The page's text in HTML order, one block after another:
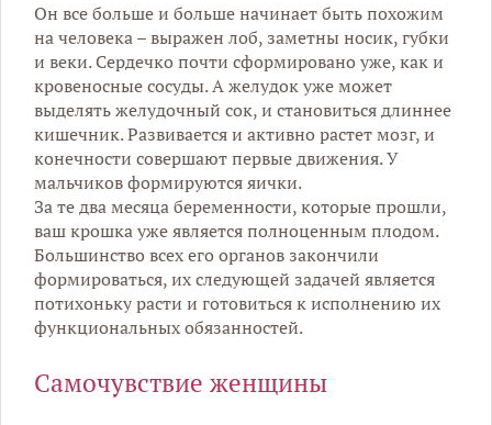
Он все больше и больше начинает быть похожим
на человека – выражен лоб, заметны носик, губки
и веки. Сердечко почти сформировано уже, как и
кровеносные сосуды. А желудок уже может
выделять желудочный сок, и становиться длиннее
кишечник. Развивается и активно растет мозг, и
конечности совершают первые движения. У
мальчиков формируются яички.
За те два месяца беременности, которые прошли,
ваш крошка уже является полноценным плодом.
Большинство всех его органов закончили
формироваться, их следующей задачей является
потихоньку расти и готовиться к исполнению их
функциональных обязанностей.
Самочувствие женщины